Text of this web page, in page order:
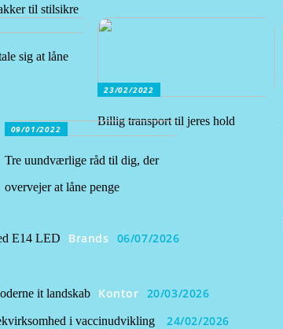
til stilsikre
sig at låne
23/02/2022
Billig transport til jeres hold
09/01/2022
Tre uundværlige råd til dig, der
overvejer at låne penge
E14 LED
Brands 06/07/2026
it landskab Kontor 20/03/2026
i vaccinudvikling 24/02/2026